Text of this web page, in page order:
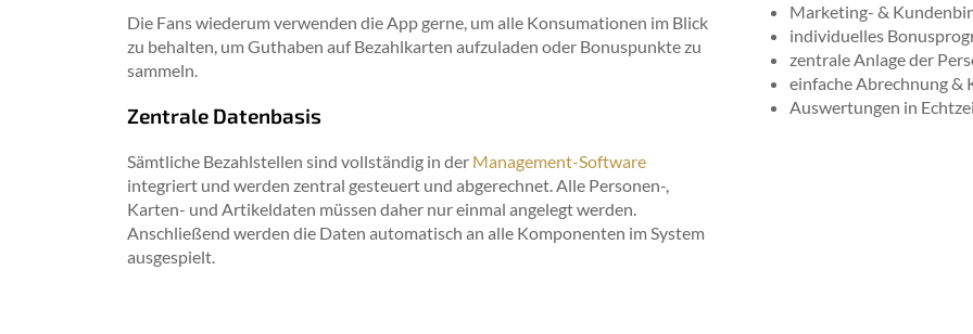
Die Fans wiederum verwenden die App gerne, um alle Konsumationen im Blick
zu behalten, um Guthaben auf Bezahlkarten aufzuladen oder Bonuspunkte zu
sammeln.
Zentrale Datenbasis
Sämtliche Bezahlstellen sind vollständig in der Management-Software
integriert und werden zentral gesteuert und abgerechnet. Alle Personen-,
Karten- und Artikeldaten müssen daher nur einmal angelegt werden.
Anschließend werden die Daten automatisch an alle Komponenten im System
ausgespielt.
Marketing- &
individuelles
zentrale Anlage der
einfache Abrechnung &
Auswertungen in